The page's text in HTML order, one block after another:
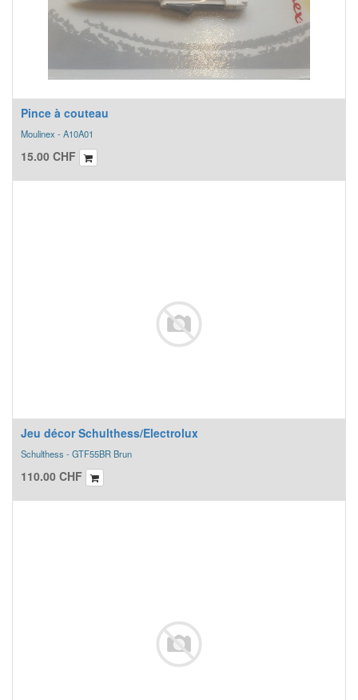
Pince à couteau
Moulinex - A10A01
15.00 CHF
Jeu décor Schulthess/Electrolux
Schulthess - GTF55BR Brun
110.00 CHF